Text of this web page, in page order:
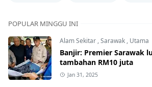
POPULAR MINGGU INI
Alam Sekitar ,Sarawak , Utama
Banjir: Premier Sarawak
tambahan RM10 juta
Jan 31, 2025